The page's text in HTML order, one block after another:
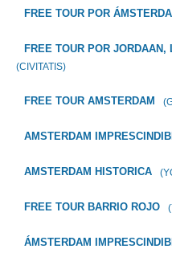
FREE TOUR POR
FREE TOUR POR
(CIVITATIS)
FREE TOUR AMSTERDAM
AMSTERDAM
AMSTERDAM HISTORICA
FREE TOUR BARRIO ROJO
ÁMSTERDAM